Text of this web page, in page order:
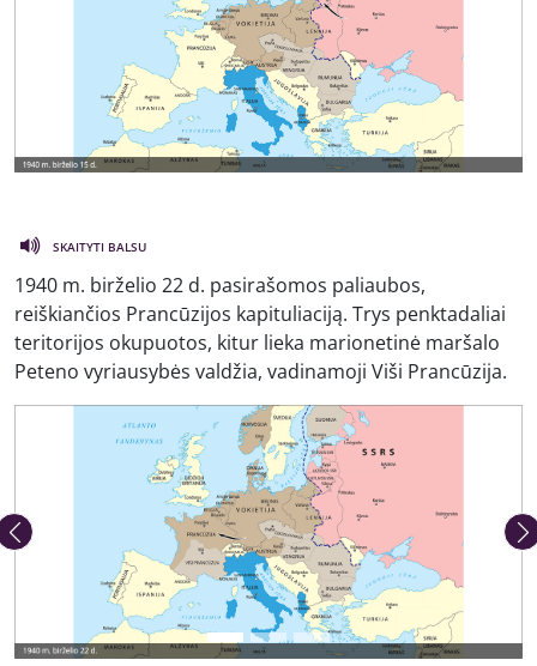
SKAITYTI BALSU
1940 m. birželio 22 d. pasirašomos paliaubos,
reiškiančios Prancūzijos kapituliaciją. Trys penktadaliai
teritorijos okupuotos, kitur lieka marionetinė maršalo
Peteno vyriausybės valdžia, vadinamoji Viši Prancūzija.
Ankstesnė nuotrauka Kita